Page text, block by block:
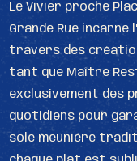
Le Vivier proche
Grande Rue incarne
travers des
tant que Maître
exclusivement des
quotidiens pour
sole meunière